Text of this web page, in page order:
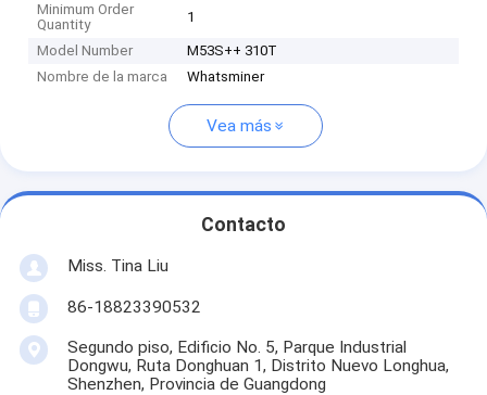
Minimum Order
Quantity
1
Model Number
M53S++ 310T
Nombre de la marca
Whatsminer
Vea más
Contacto
Miss. Tina Liu
86-18823390532
Segundo piso, Edificio No. 5, Parque Industrial
Dongwu, Ruta Donghuan 1, Distrito Nuevo Longhua,
Shenzhen, Provincia de Guangdong